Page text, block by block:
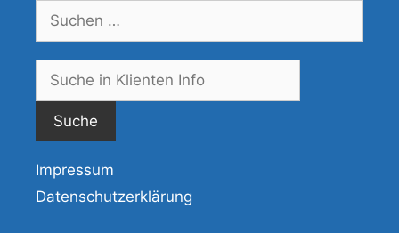
Suchen
nach:
Impressum
Datenschutzerklärung